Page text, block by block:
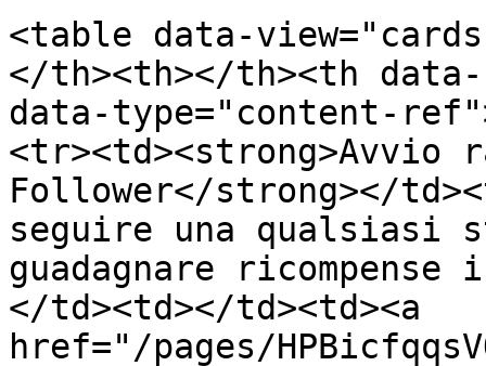
<table data-
</th><th></th><th
data-type="content-
<tr><td><strong>Avvio
Follower</strong></
seguire una qualsiasi
guadagnare
</td><td></td><td><a
href="/pages/